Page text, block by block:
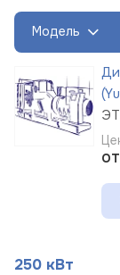
Модель
250 кВт